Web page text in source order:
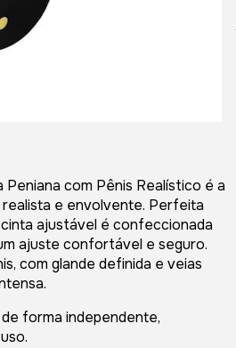
Peniana com Pênis Realístico é a
realista e envolvente. Perfeita
ajustável é confeccionada
ajuste confortável e seguro.
com glande definida e veias
forma independente,